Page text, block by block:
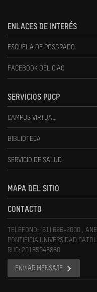
ENLACES DE INTERÉS
ESCUELA DE POSGRADO
FACEBOOK DEL CIAC
SERVICIOS PUCP
CAMPUS VIRTUAL
BIBLIOTECA
SERVICIO DE SALUD
MAPA DEL SITIO
CONTACTO
TELÉFONO: (51) 626-2000 ,
PONTIFICIA UNIVERSIDAD
RUC: 20155945860
ENVIAR MENSAJE